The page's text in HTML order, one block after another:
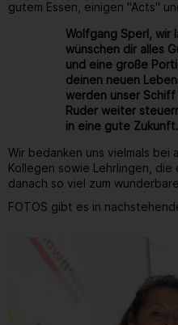
gutem Essen, einigen "Acts"
Wolfgang Sperl, wir
wünschen dir alles
und eine große
deinen neuen
werden unser Schiff
Ruder weiter
in eine gute Zukunft.
Wir bedanken uns vielmals bei
Kollegen sowie Lehrlingen,
danach so viel zum
FOTOS gibt es in